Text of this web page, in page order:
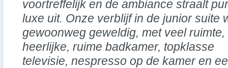
voortreffelijk en de ambiance straalt
luxe uit. Onze verblijf in de junior suite
gewoonweg geweldig, met veel ruimte,
heerlijke, ruime badkamer, topklasse
televisie, nespresso op de kamer en